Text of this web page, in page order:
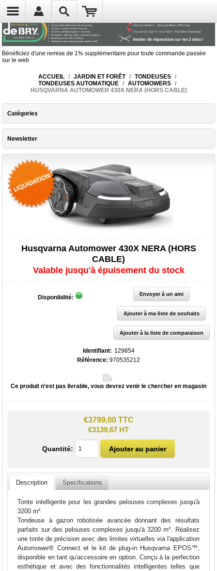
Bénéficiez d'une remise de 1% supplémentaire pour toute commande passée
sur le web
ACCUEIL / JARDIN ET FORÊT / TONDEUSES /
TONDEUSES AUTOMATIQUE / AUTOMOWERS /
HUSQVARNA AUTOMOWER 430X NERA (HORS CABLE)
Catégories
Newsletter
Husqvarna Automower 430X NERA (HORS
CABLE)
Valable jusqu'à épuisement du stock
Disponibilité:
Identifiant: 129854
Référence: 970535212
Ce produit n'est pas livrable, vous devrez venir le chercher en magasin
€3799,00 TTC
€3139,67 HT
Quantité:
Description Specifications
Tonte intelligente pour les grandes pelouses complexes jusqu'à
3200 m²
Tondeuse à gazon robotisée avancée donnant des résultats
parfaits sur des pelouses complexes jusqu'à 3200 m². Réalisez
une tonte de précision avec des limites virtuelles via l'application
Automower® Connect et le kit de plug-in Husqvarna EPOS™,
disponible en tant qu'accessoire en option. Conçu à la perfection
esthétique et avec des fonctionnalités intelligentes telles que